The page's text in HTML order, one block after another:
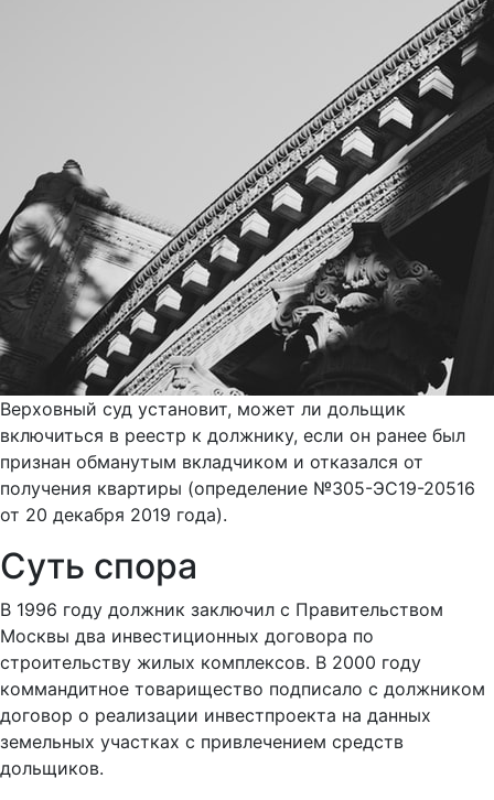
Верховный суд установит, может ли дольщик
включиться в реестр к должнику, если он ранее был
признан обманутым вкладчиком и отказался от
получения квартиры (определение №305-ЭС19-20516
от 20 декабря 2019 года).
Суть спора
В 1996 году должник заключил с Правительством
Москвы два инвестиционных договора по
строительству жилых комплексов. В 2000 году
коммандитное товарищество подписало с должником
договор о реализации инвестпроекта на данных
земельных участках с привлечением средств
дольщиков.